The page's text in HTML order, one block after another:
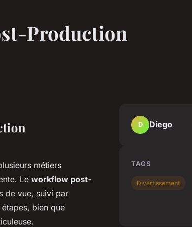
Production
métiers
Le workflow post-
de vue, suivi par
bien que
D Diego
TAGS
Divertissement